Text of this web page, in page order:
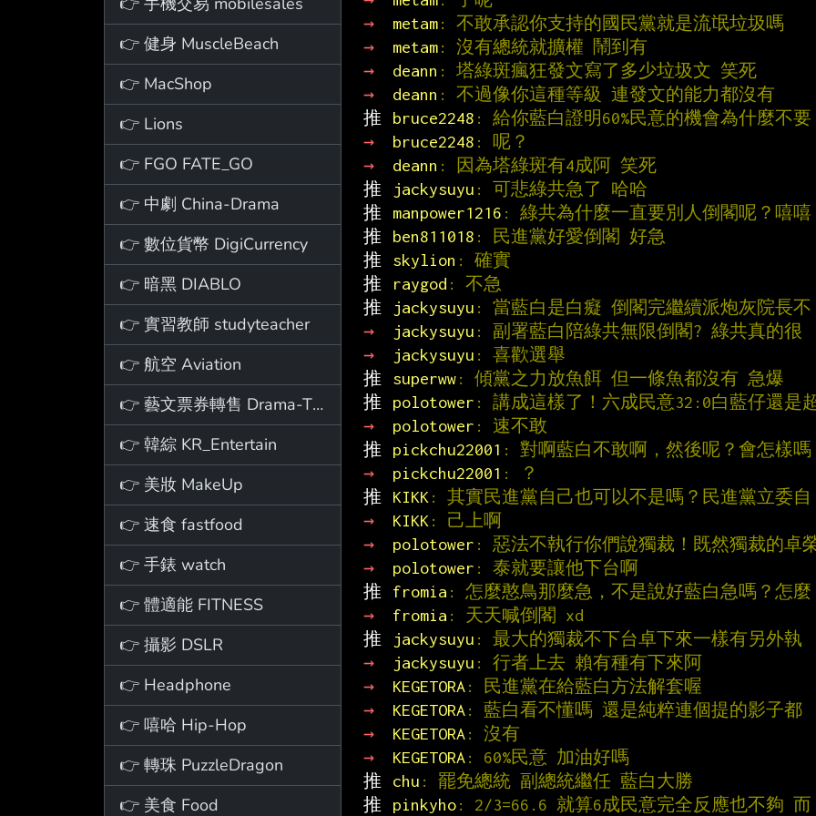
👉 健身 MuscleBeach
👉 MacShop
👉 Lions
👉 FGO FATE_GO
👉 中劇 China-Drama
👉 數位貨幣 DigiCurrency
👉 暗黑 DIABLO
👉 實習教師 studyteacher
👉 航空 Aviation
👉 藝文票券轉售 Drama-Ticket
👉 韓綜 KR_Entertain
👉 美妝 MakeUp
👉 速食 fastfood
👉 手錶 watch
👉 體適能 FITNESS
👉 攝影 DSLR
👉 Headphone
👉 嘻哈 Hip-Hop
👉 轉珠 PuzzleDragon
👉 美食 Food
→
metam: 不敢承認你支持的國民黨就是流氓垃圾嗎
→
metam: 沒有總統就擴權 鬧到有
→
deann : 塔綠斑瘋狂發文寫了多少垃圾文 笑死
→
deann : 不過像你這種等級 連發文的能力都沒有
推
bruce2248 : 給你藍白證明60%民意的機會為什麼不要
→
bruce2248 : 呢？
→
deann : 因為塔綠斑有4成阿 笑死
推
jackysuyu : 可悲綠共急了 哈哈
推
manpower1216 : 綠共為什麼一直要別人倒閣呢？嘻嘻
推
ben811018 : 民進黨好愛倒閣 好急
推
skylion : 確實
推
raygod : 不急
推
jackysuyu : 當藍白是白癡 倒閣完繼續派炮灰院長不
→
jackysuyu : 副署藍白陪綠共無限倒閣? 綠共真的很
→
jackysuyu : 喜歡選舉
推
superww: 傾黨之力放魚餌 但一條魚都沒有 急爆
推
polotower : 講成這樣了！六成民意32:0白藍仔還是
→
polotower : 速不敢
推
pickchu22001 : 對啊藍白不敢啊，然後呢？會怎樣嗎
→
pickchu22001 : ？
推
KIKK : 其實民進黨自己也可以不是嗎？民進黨立委自
→
KIKK : 己上啊
→
polotower : 惡法不執行你們說獨裁！既然獨裁的卓
→
polotower : 泰就要讓他下台啊
推
fromia : 怎麼憨鳥那麼急，不是說好藍白急嗎？怎麼
→
fromia : 天天喊倒閣 xd
推
jackysuyu : 最大的獨裁不下台卓下來一樣有另外執
→
jackysuyu : 行者上去 賴有種有下來阿
→
KEGETORA: 民進黨在給藍白方法解套喔
→
KEGETORA: 藍白看不懂嗎 還是純粹連個提的影子都
→
KEGETORA: 沒有
→
KEGETORA: 60%民意 加油好嗎
推
chu : 罷免總統 副總統繼任 藍白大勝
推
pinkyho: 2/3=66.6 就算6成民意完全反應也不夠 而